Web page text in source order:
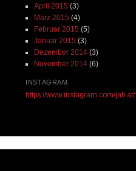
April 2015 (3)
März 2015 (4)
Februar 2015 (5)
Januar 2015 (3)
Dezember 2014(3)
November 2014(6)
INSTAGRAM
https://www.instagram.com/jafi.at/